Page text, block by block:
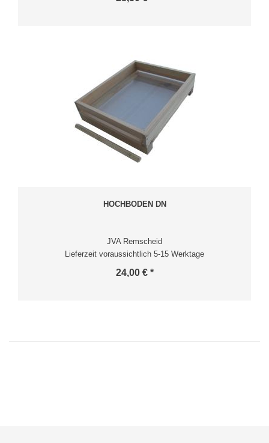
HOCHBODEN DN
JVA Remscheid
Lieferzeit voraussichtlich 5-15 Werktage
24,00 € *